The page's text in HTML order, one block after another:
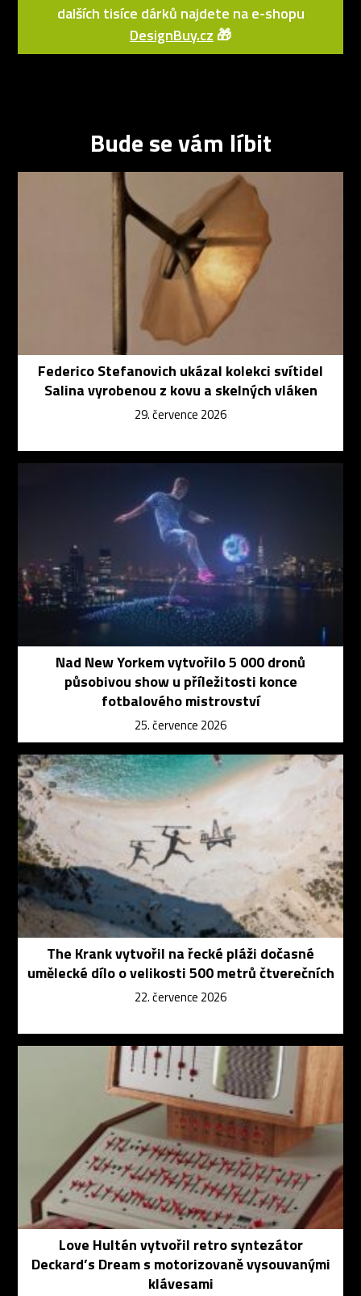
dalších tisíce dárků najdete na e-shopu
DesignBuy.cz 🎁
Bude se vám líbit
Federico Stefanovich ukázal kolekci svítidel
Salina vyrobenou z kovu a skelných vláken
29. července 2026
Nad New Yorkem vytvořilo 5 000 dronů
působivou show u příležitosti konce
fotbalového mistrovství
25. července 2026
The Krank vytvořil na řecké pláži dočasné
umělecké dílo o velikosti 500 metrů čtverečních
22. července 2026
Love Hultén vytvořil retro syntezátor
Deckard’s Dream s motorizovaně vysouvanými
klávesami